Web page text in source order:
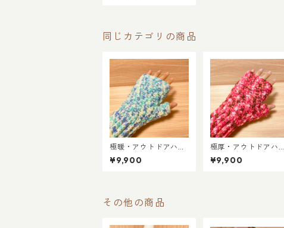
同じカテゴリの商品
極暖・アウトドアハン
ドウォーマー／ミント
ソーダ
¥9,900
極厚・アウトドアハン
ドウォーマー／ラズベ
リーミックス
¥9,900
その他の商品